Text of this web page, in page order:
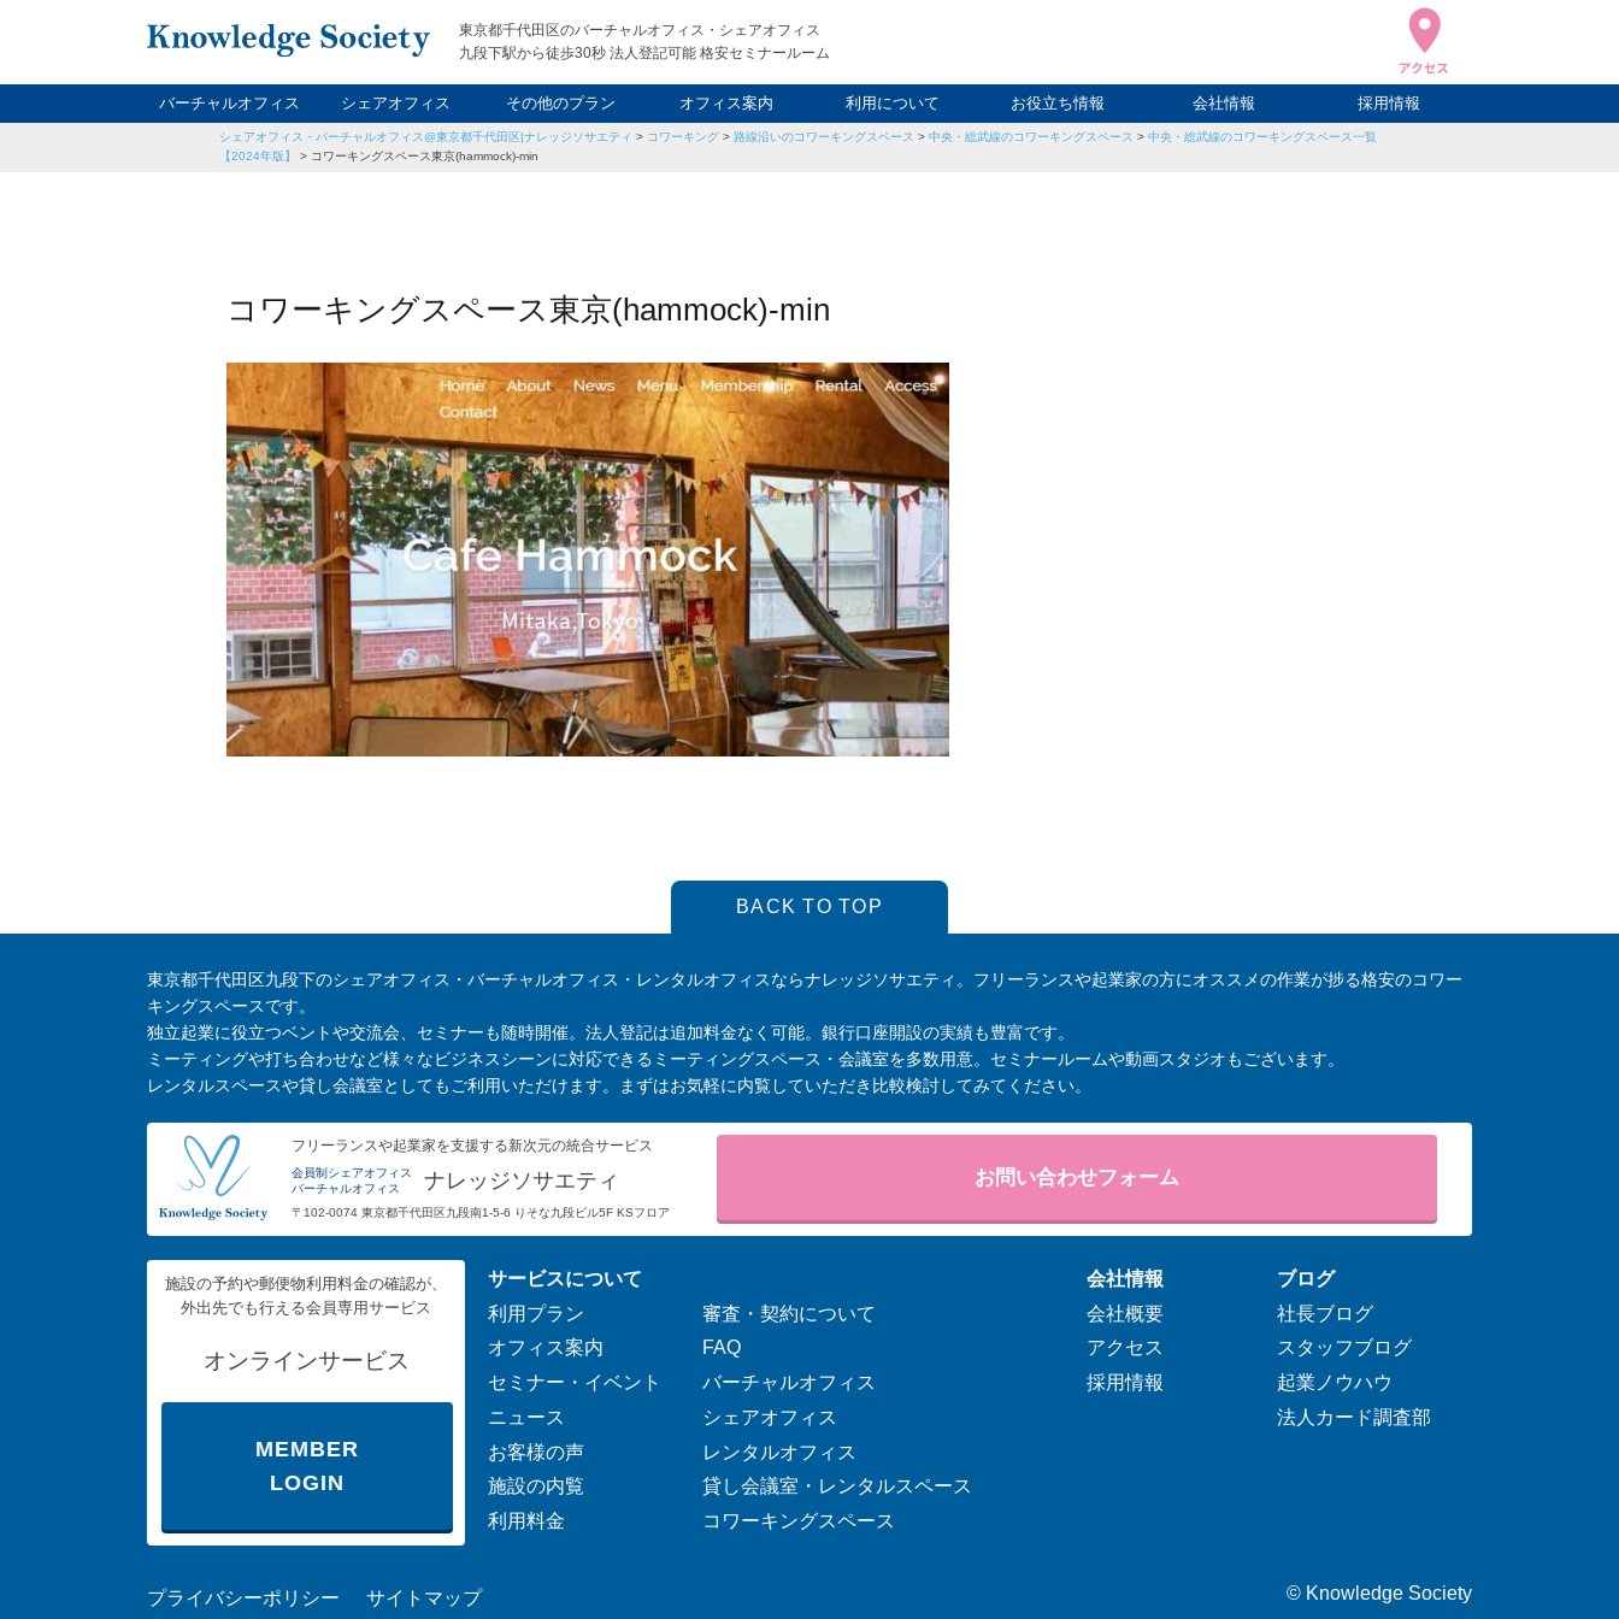
東京都千代田区のバーチャルオフィス・シェアオフィス
九段下駅から徒歩30秒 法人登記可能 格安セミナールーム
バーチャルオフィス シェアオフィス その他のプラン
レンタルオフィス
ナイト&ウィークエンド
貸し会議室
オフィス案内 利用について
利用料金
申込について
FAQ
お役立ち情報
起業ノウハウ
社長ブログ
スタッフブログ
会社情報
会社概要
アクセス
採用情報
シェアオフィス・バーチャルオフィス@東京都千代田区|ナレッジソサエティ > コワーキング > 路線沿いのコワーキングスペース > 中央・総武線のコワーキングスペース > 中央・総武線のコワーキングスペース一覧
【2024年版】
> コワーキングスペース東京(hammock)-min
コワーキングスペース東京(hammock)-min
BACK TO TOP
東京都千代田区九段下のシェアオフィス・バーチャルオフィス・レンタルオフィスならナレッジソサエティ。フリーランスや起業家の方にオススメの作業が捗る格安のコワー
キングスペースです。
独立起業に役立つベントや交流会、セミナーも随時開催。法人登記は追加料金なく可能。銀行口座開設の実績も豊富です。
ミーティングや打ち合わせなど様々なビジネスシーンに対応できるミーティングスペース・会議室を多数用意。セミナールームや動画スタジオもございます。
レンタルスペースや貸し会議室としてもご利用いただけます。まずはお気軽に内覧していただき比較検討してみてください。
フリーランスや起業家を支援する新次元の統合サービス
会員制シェアオフィス
バーチャルオフィス
ナレッジソサエティ
〒102-0074 東京都千代田区九段南1-5-6 りそな九段ビル5F KSフロア
お問い合わせフォーム
施設の予約や郵便物利用料金の確認が、
外出先でも行える会員専用サービス
オンラインサービス
MEMBER
LOGIN
サービスについて
利用プラン
オフィス案内
セミナー・イベント
ニュース
お客様の声
施設の内覧
利用料金
審査・契約について
FAQ
バーチャルオフィス
シェアオフィス
レンタルオフィス
貸し会議室・レンタルスペース
コワーキングスペース
会社情報
会社概要
アクセス
採用情報
ブログ
社長ブログ
スタッフブログ
起業ノウハウ
法人カード調査部
プライバシーポリシー サイトマップ © Knowledge Society